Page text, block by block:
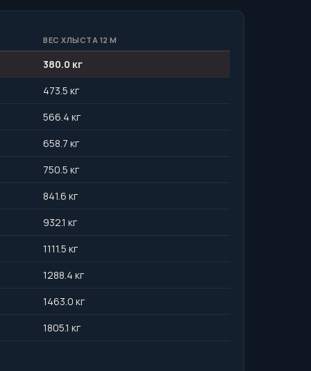
ВЕС ХЛЫСТА 12 М
380.0 кг
473.5 кг
566.4 кг
658.7 кг
750.5 кг
841.6 кг
932.1 кг
1111.5 кг
1288.4 кг
1463.0 кг
1805.1 кг